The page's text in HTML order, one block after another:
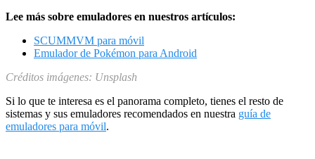
Lee más sobre emuladores en nuestros artículos:
SCUMMVM para móvil
Emulador de Pokémon para Android
Créditos imágenes: Unsplash
Si lo que te interesa es el panorama completo, tienes el resto de
sistemas y sus emuladores recomendados en nuestra guía de
emuladores para móvil.